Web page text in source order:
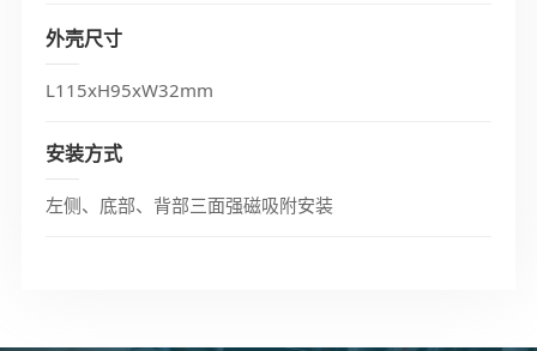
外壳尺寸
L115xH95xW32mm
安装方式
左侧、底部、背部三面强磁吸附安装